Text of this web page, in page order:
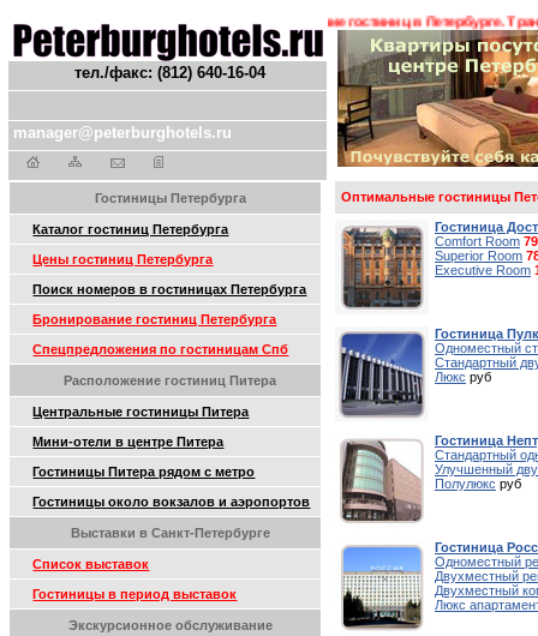
тел./факс: (812) 640-16-04
manager@peterburghotels.ru
! !Гостиницы Санкт-Петербурга. Бронирование гостиниц в Петербурге.
Гостиницы Петербурга
Каталог гостиниц Петербурга
Цены гостиниц Петербурга
Поиск номеров в гостиницах Петербурга
Бронирование гостиниц Петербурга
Спецпредложения по гостиницам Спб
Расположение гостиниц Питера
Центральные гостиницы Питера
Мини-отели в центре Питера
Гостиницы Питера рядом с метро
Гостиницы около вокзалов и аэропортов
Выставки в Санкт-Петербурге
Список выставок
Гостиницы в период выставок
Экскурсионное обслуживание
Оптимальные гостиницы
Гостиница
Comfort Room
Superior Room
Executive Room
Гостиница
Одноместный
Стандартный
Люкс руб
Гостиница
Стандартный
Улучшенный
Полулюкс руб
Гостиница
Одноместный
Двухместный
Двухместный
Люкс